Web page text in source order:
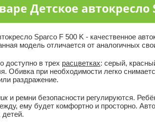
Детское автокресло
Sparco F 500 K - качественное
модель отличается от аналогичных
доступно в трех расцветках: серый,
Обивка при необходимости легко
раздражение.
и ремни безопасности регулируются.
ему будет комфортно и просторно.
детей.